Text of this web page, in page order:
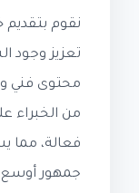
نقوم
تعزيز وجود
محتوى فني
من الخبراء
فعالة، مما
جمهور أوسع